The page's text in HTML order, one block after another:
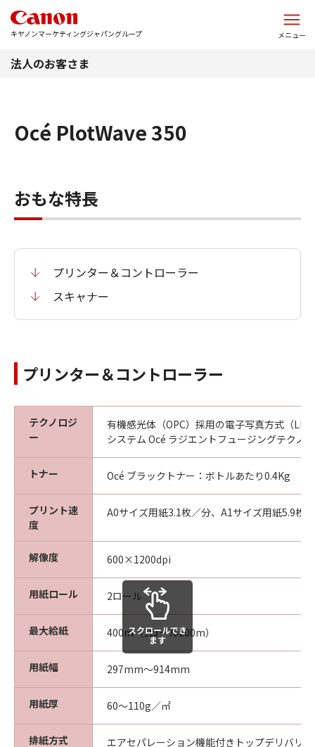
キヤノンマーケティングジャパングループ メニュー
法人のお客さま
Océ PlotWave 350
おもな特長
プリンター＆コントローラー
スキャナー
プリンター＆コントローラー
テクノロジ
ー
有機感光体（OPC）採用の電子写真方式（
システム Océ ラジエントフュージングテクノ
トナー Océ ブラックトナー：ボトルあたり0.4Kg
プリント速
度
A0サイズ用紙3.1枚／分、A1サイズ用紙5.9枚
解像度 600×1200dpi
用紙ロール 2ロール
最大給紙 400m（1ロール200m）
用紙幅 297mm～914mm
用紙厚 60～110g／㎡
排紙方式
エアセパレーション機能付きトップデリバリ
スクロールでき
ます